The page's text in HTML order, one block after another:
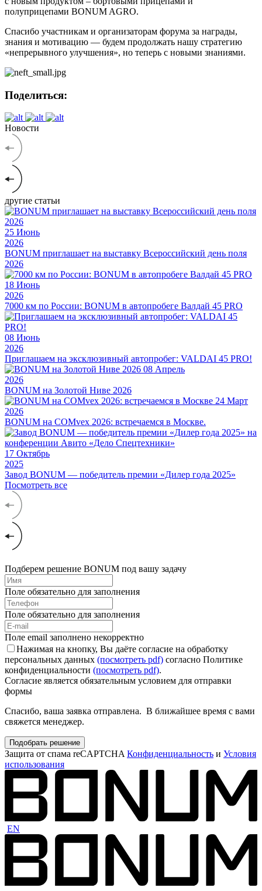
полуприцепами BONUM AGRO.
Спасибо участникам и организаторам форума за награды,
знания и мотивацию — будем продолжать нашу стратегию
«непрерывного улучшения», но теперь с новыми знаниями.
Поделиться:
Новости
другие статьи
25 Июнь
2026
BONUM приглашает на выставку Всероссийский день поля
2026
18 Июнь
2026
7000 км по России: BONUM в автопробеге Валдай 45 PRO
08 Июнь
2026
Приглашаем на эксклюзивный автопробег: VALDAI 45 PRO!
08 Апрель
2026
BONUM на Золотой Ниве 2026
24 Март
2026
BONUM на COMvex 2026: встречаемся в Москве.
17 Октябрь
2025
Завод BONUM — победитель премии «Дилер года 2025»
Посмотреть все
Подберем решение BONUM под вашу задачу
Поле обязательно для заполнения
Поле обязательно для заполнения
Поле email заполнено некорректно
Нажимая на кнопку, Вы даёте согласие на обработку
персональных данных (посмотреть pdf) согласно Политике
конфиденциальности (посмотреть pdf).
Согласие является обязательным условием для отправки
формы
Спасибо, ваша заявка отправлена. В ближайшее время с вами
свяжется менеджер.
Подобрать решение
Защита от спама reCAPTCHA Конфиденциальность и Условия
использования
EN